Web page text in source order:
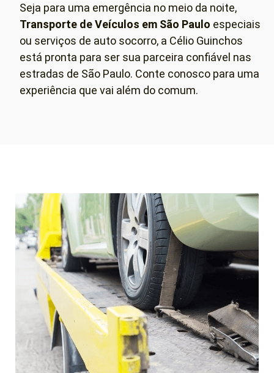
Seja para uma emergência no meio da noite,
Transporte de Veículos em São Paulo especiais
ou serviços de auto socorro, a Célio Guinchos
está pronta para ser sua parceira confiável nas
estradas de São Paulo. Conte conosco para uma
experiência que vai além do comum.